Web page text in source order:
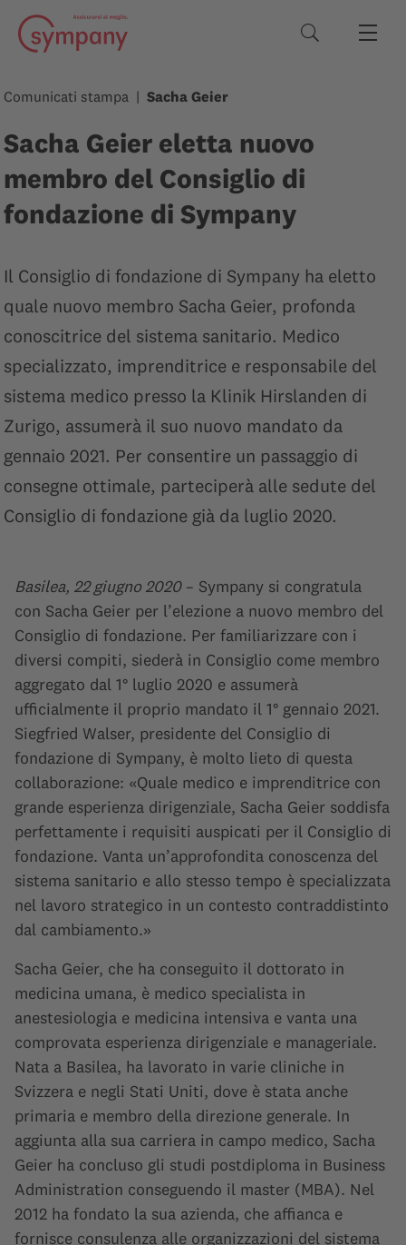
Termini di
Comunicati stampa Sacha Geier
Sacha Geier eletta nuovo
membro del Consiglio di
fondazione di Sympany
Il Consiglio di fondazione di Sympany ha eletto
quale nuovo membro Sacha Geier, profonda
conoscitrice del sistema sanitario. Medico
specializzato, imprenditrice e responsabile del
sistema medico presso la Klinik Hirslanden di
Zurigo, assumerà il suo nuovo mandato da
gennaio 2021. Per consentire un passaggio di
consegne ottimale, parteciperà alle sedute del
Consiglio di fondazione già da luglio 2020.
Basilea, 22 giugno 2020– Sympany si congratula
con Sacha Geier per l’elezione a nuovo membro del
Consiglio di fondazione. Per familiarizzare con i
diversi compiti, siederà in Consiglio come membro
aggregato dal 1° luglio 2020 e assumerà
ufficialmente il proprio mandato il 1° gennaio 2021.
Siegfried Walser, presidente del Consiglio di
fondazione di Sympany, è molto lieto di questa
collaborazione: «Quale medico e imprenditrice con
grande esperienza dirigenziale, Sacha Geier soddisfa
perfettamente i requisiti auspicati per il Consiglio di
fondazione. Vanta un’approfondita conoscenza del
sistema sanitario e allo stesso tempo è specializzata
nel lavoro strategico in un contesto contraddistinto
dal cambiamento.»
Sacha Geier, che ha conseguito il dottorato in
medicina umana, è medico specialista in
anestesiologia e medicina intensiva e vanta una
comprovata esperienza dirigenziale e manageriale.
Nata a Basilea, ha lavorato in varie cliniche in
Svizzera e negli Stati Uniti, dove è stata anche
primaria e membro della direzione generale. In
aggiunta alla sua carriera in campo medico, Sacha
Geier ha concluso gli studi postdiploma in Business
Administration conseguendo il master (MBA). Nel
2012 ha fondato la sua azienda, che affianca e
fornisce consulenza alle organizzazioni del sistema